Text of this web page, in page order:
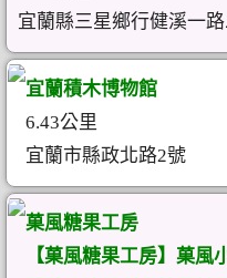
宜蘭縣三星鄉行健溪一
宜蘭積木博物館
6.43公里
宜蘭市縣政北路2號
菓風糖果工房
【菓風糖果工房】菓